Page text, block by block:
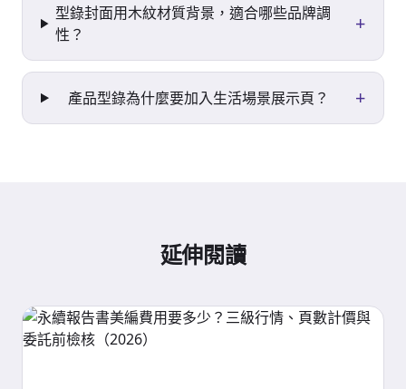
型錄封面用木紋材質背景，適合哪些品牌調
性？
+
產品型錄為什麼要加入生活場景展示頁？ +
延伸閱讀